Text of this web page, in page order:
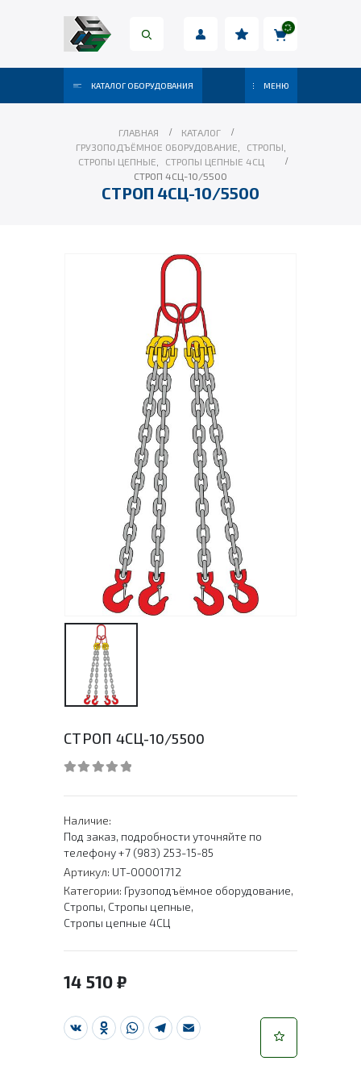
КАТАЛОГ ОБОРУДОВАНИЯ МЕНЮ
ГЛАВНАЯ
КАТАЛОГ
ГРУЗОПОДЪЁМНОЕ ОБОРУДОВАНИЕ
СТРОПЫ
СТРОПЫ ЦЕПНЫЕ
СТРОПЫ ЦЕПНЫЕ 4СЦ
СТРОП 4СЦ-10/5500
СТРОП 4СЦ-10/5500
СТРОП 4СЦ-10/5500
Наличие:
Под заказ, подробности уточняйте по
телефону +7 (983) 253-15-85
Артикул: UT-00001712
Категории: Грузоподъёмное оборудование,
Стропы, Стропы цепные,
Стропы цепные 4СЦ
14 510 ₽
VK Odnoklassniki
WhatsApp
Telegram
Email